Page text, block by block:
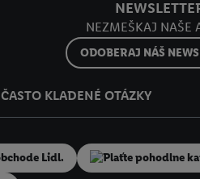
NEZMEŠKAJ NAŠE
ODOBERAJ NÁŠ
ČASTO KLADENÉ OTÁZKY